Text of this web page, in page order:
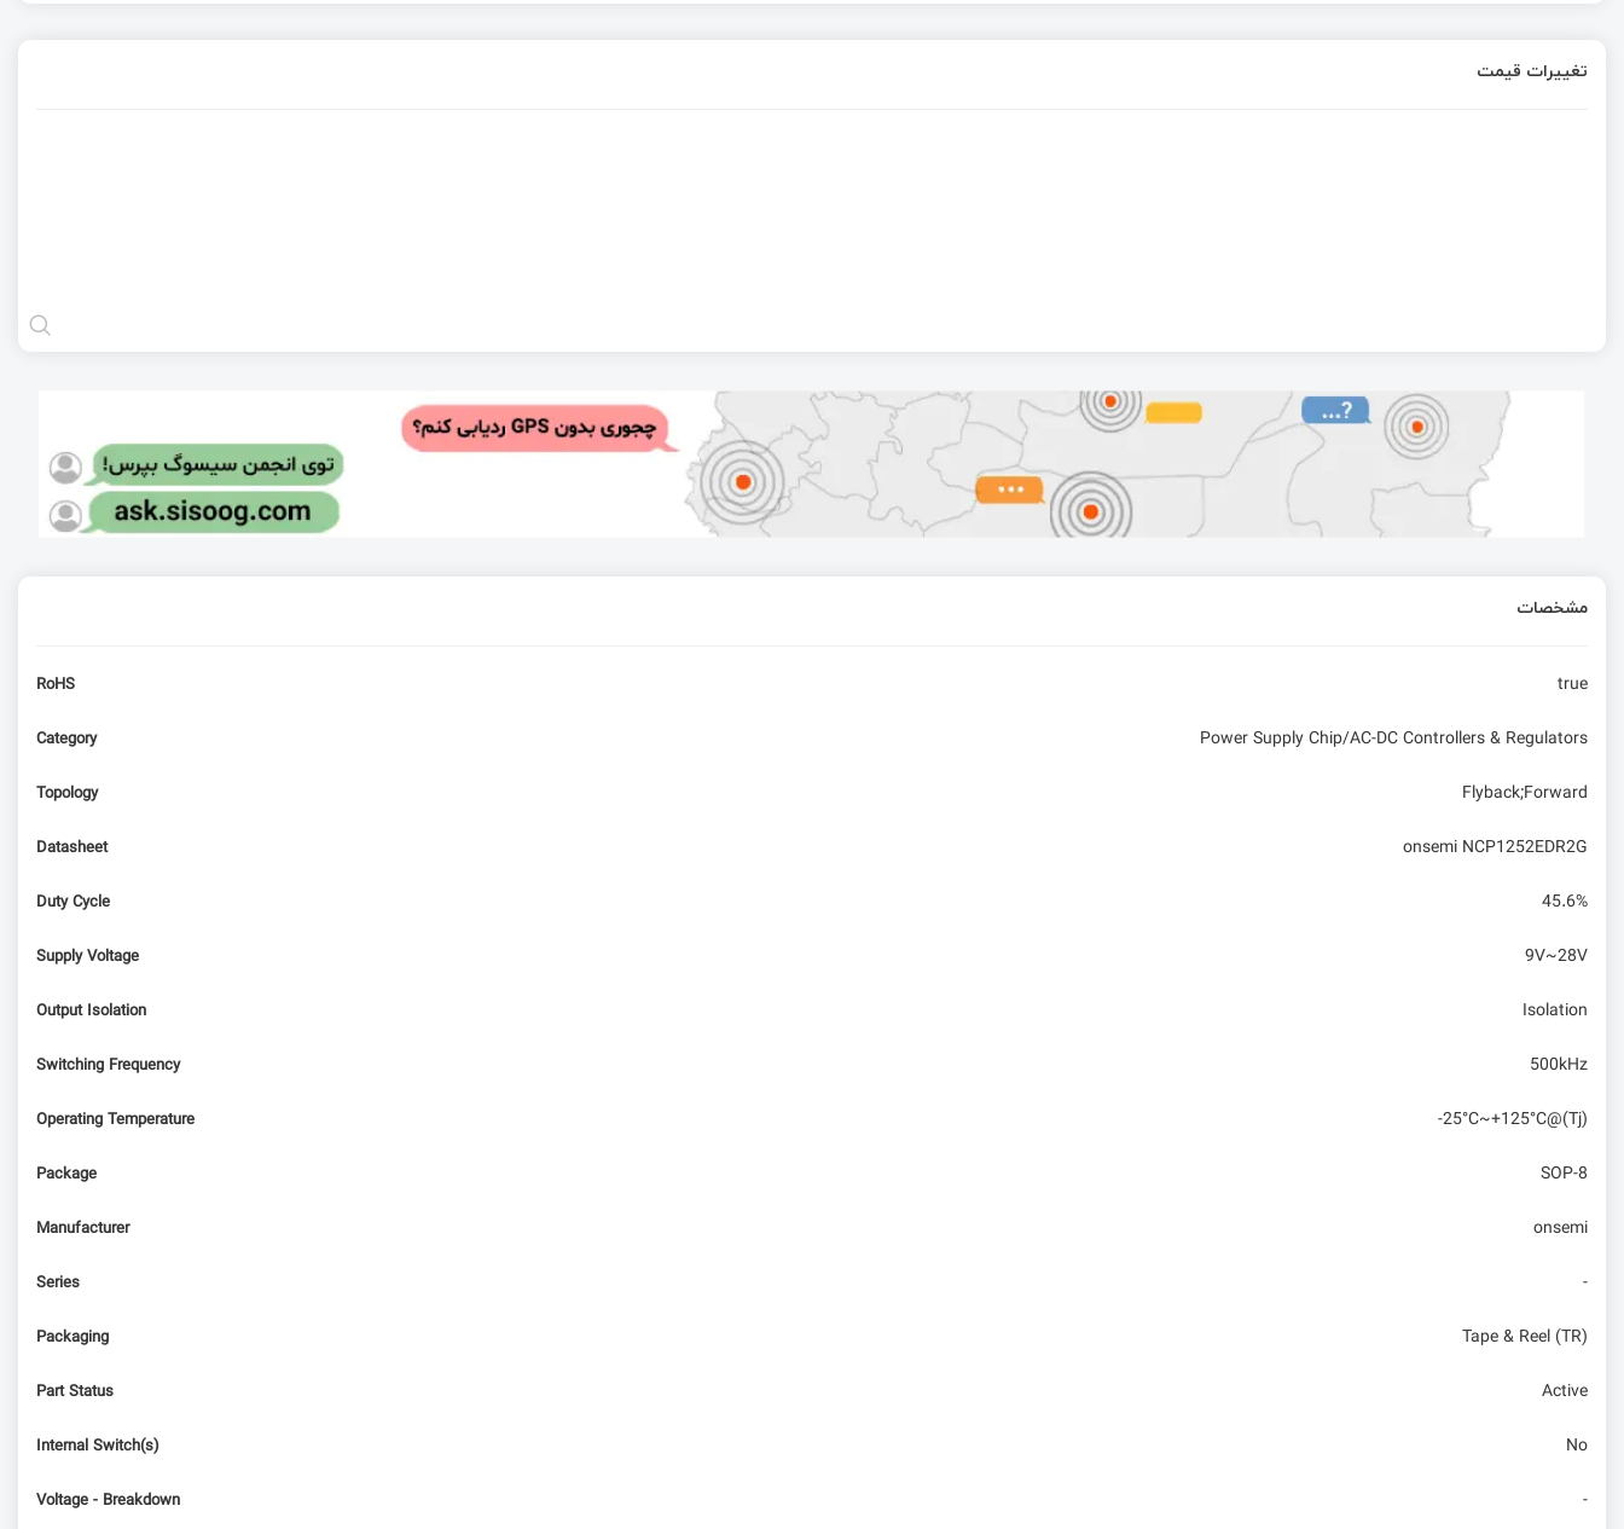
تغییرات قیمت
مشخصات
RoHS true
Category Power Supply Chip/AC-DC Controllers & Regulators
Topology Flyback;Forward
Datasheet onsemi NCP1252EDR2G
Duty Cycle 45.6%
Supply Voltage 9V~28V
Output Isolation Isolation
Switching Frequency 500kHz
Operating Temperature -25°C~+125°C@(Tj)
Package SOP-8
Manufacturer onsemi
Series -
Packaging Tape & Reel (TR)
Part Status Active
Internal Switch(s) No
Voltage - Breakdown -